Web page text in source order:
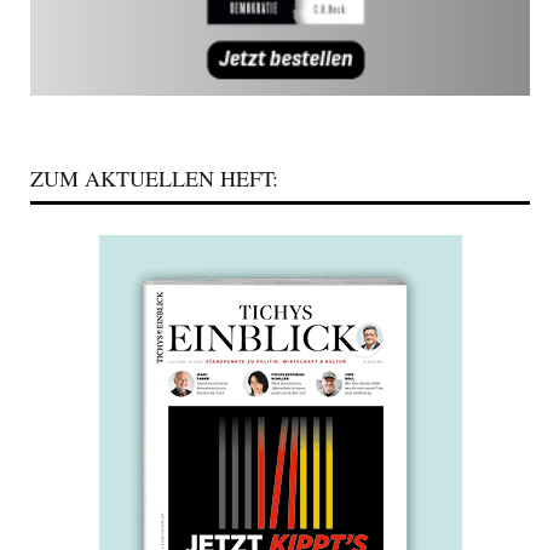
ZUM AKTUELLEN HEFT: